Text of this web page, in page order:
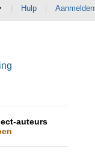
Hulp Aanmelden
auteurs